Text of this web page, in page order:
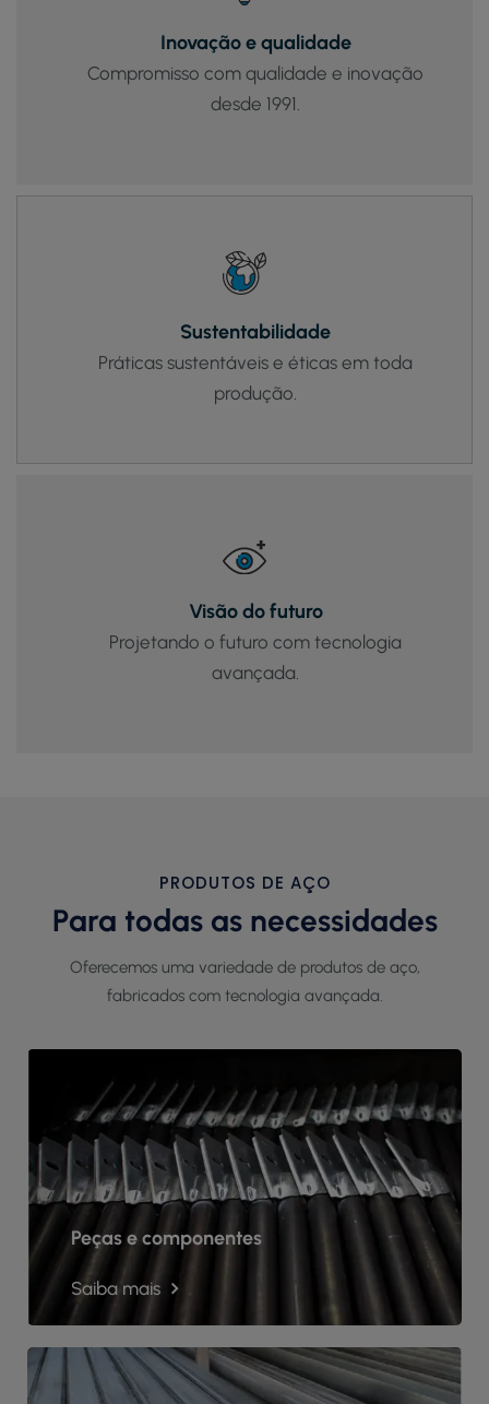
Inovação e qualidade
Compromisso com qualidade e inovação
desde 1991.
Sustentabilidade
Práticas sustentáveis e éticas em toda
produção.
Visão do futuro
Projetando o futuro com tecnologia
avançada.
PRODUTOS DE AÇO
Para todas as necessidades
Oferecemos uma variedade de produtos de aço,
fabricados com tecnologia avançada.
Peças e componentes
Saiba mais